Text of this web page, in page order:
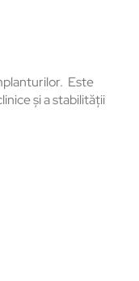
Este
și a stabilității